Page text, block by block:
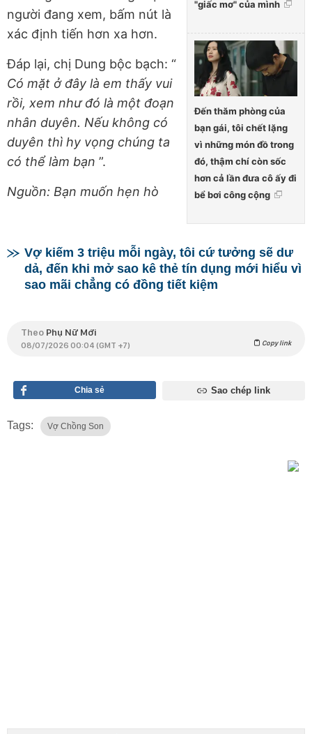
"giấc mơ" của mình
Đến thăm phòng của
bạn gái, tôi chết lặng
vì những món đồ trong
đó, thậm chí còn sốc
hơn cả lần đưa cô ấy đi
bể bơi công cộng
người đang xem, bấm nút là
xác định tiến hơn xa hơn.
Đáp lại, chị Dung bộc bạch: “
Có mặt ở đây là em thấy vui
rồi, xem như đó là một đoạn
nhân duyên. Nếu không có
duyên thì hy vọng chúng ta
có thể làm bạn ”.
Nguồn: Bạn muốn hẹn hò
Vợ kiếm 3 triệu mỗi ngày, tôi cứ tưởng sẽ dư
dả, đến khi mở sao kê thẻ tín dụng mới hiểu vì
sao mãi chẳng có đồng tiết kiệm
Theo Phụ Nữ Mới
08/07/2026 00:04 (GMT +7) Copy link
Chia sẻ Sao chép link
Tags: Vợ Chồng Son